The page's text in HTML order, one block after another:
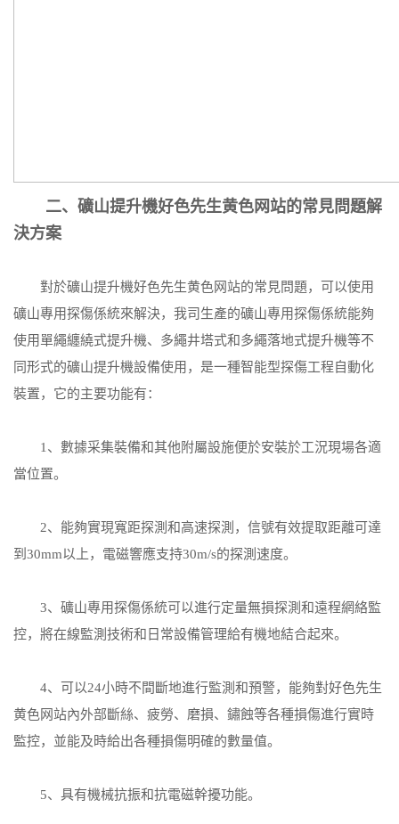
二、礦山提升機好色先生黄色网站的常見問題解
決方案
對於礦山提升機好色先生黄色网站的常見問題，可以使用
礦山專用探傷係統來解決，我司生產的礦山專用探傷係統能夠
使用單繩纏繞式提升機、多繩井塔式和多繩落地式提升機等不
同形式的礦山提升機設備使用，是一種智能型探傷工程自動化
裝置，它的主要功能有：
1、數據采集裝備和其他附屬設施便於安裝於工況現場各適
當位置。
2、能夠實現寬距探測和高速探測，信號有效提取距離可達
到30mm以上，電磁響應支持30m/s的探測速度。
3、礦山專用探傷係統可以進行定量無損探測和遠程網絡監
控，將在線監測技術和日常設備管理給有機地結合起來。
4、可以24小時不間斷地進行監測和預警，能夠對好色先生
黄色网站內外部斷絲、疲勞、磨損、鏽蝕等各種損傷進行實時
監控，並能及時給出各種損傷明確的數量值。
5、具有機械抗振和抗電磁幹擾功能。